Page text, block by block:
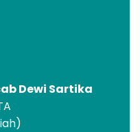
Dewi Sartika